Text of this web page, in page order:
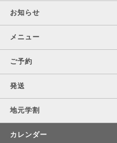
お知らせ
メニュー
ご予約
発送
地元学割
カレンダー